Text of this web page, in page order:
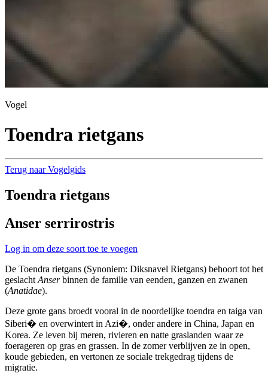
Vogel
Toendra rietgans
Terug naar Vogelgids
Toendra rietgans
Anser serrirostris
Log in om deze soort toe te voegen
De Toendra rietgans (Synoniem: Diksnavel Rietgans) behoort tot het
geslacht Anserbinnen de familie van eenden, ganzen en zwanen
(Anatidae).
Deze grote gans broedt vooral in de noordelijke toendra en taiga van
Siberi� en overwintert in Azi�, onder andere in China, Japan en
Korea. Ze leven bij meren, rivieren en natte graslanden waar ze
foerageren op gras en grassen. In de zomer verblijven ze in open,
koude gebieden, en vertonen ze sociale trekgedrag tijdens de
migratie.